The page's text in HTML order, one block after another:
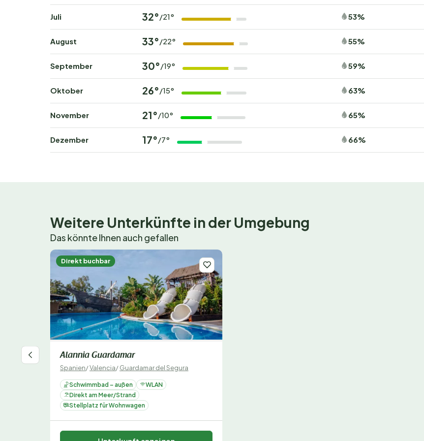
Kultur oder Action – hier gibt es immer etwas zu erleben.
Buche jetzt deinen unvergesslichen Urlaub
Möchtest du mit Vogelgezwitscher aufwachen und den Duft frischer Brötchen genießen? Buche jetzt
deinen Platz bei
Alannia Costa Blancaund erlebe einen unvergesslichen Campingurlaub! Warte nicht zu
lange – beliebte Reisezeiten sind schnell ausgebucht.
Juli 32°/21° 53%
August 33°/22° 55%
September 30°/19° 59%
Oktober 26°/15° 63%
November 21°/10° 65%
Dezember 17°/7° 66%
Weitere Unterkünfte in der Umgebung
Das könnte Ihnen auch gefallen
Direkt buchbar
Alannia Guardamar
Spanien/Valencia/Guardamar del Segura
Schwimmbad – außen
WLAN
Direkt am Meer/Strand
Stellplatz für Wohnwagen